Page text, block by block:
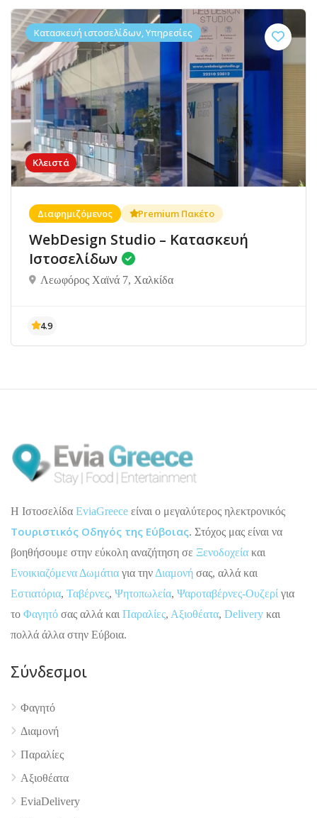
Κλειστά
Κατασκευή ιστοσελίδων, Υπηρεσίες
Διαφημιζόμενος Premium Πακέτο
WebDesign Studio – Κατασκευή
Ιστοσελίδων
Λεωφόρος Χαϊνά 7, Χαλκίδα
H Ιστοσελίδα EviaGreece είναι ο μεγαλύτερος ηλεκτρονικός
Τουριστικός Οδηγός της Εύβοιας. Στόχος μας είναι να
βοηθήσουμε στην εύκολη αναζήτηση σε Ξενοδοχεία και
Ενοικιαζόμενα Δωμάτια για την Διαμονή σας, αλλά και
Εστιατόρια, Ταβέρνες, Ψητοπωλεία, Ψαροταβέρνες-Ουζερί για
το Φαγητό σας αλλά και Παραλίες, Αξιοθέατα, Delivery και
πολλά άλλα στην Εύβοια.
Σύνδεσμοι
Φαγητό
Διαμονή
Παραλίες
Αξιοθέατα
EviaDelivery